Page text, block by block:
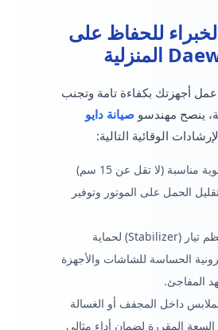
للحفاظ على
أجهزتك بكفاءة تامة وتجنب
ينصح مهندسو صيانة دايو
الوقائية التالية:
ترك مسافة تهوية مناسبة (لا تقل عن 15 سم)
الحمل على الموتور وتوفير
الاستعانة بـ منظم تيار (Stabilizer) لحماية
الحساسة للشاشات والأجهزة
المفاجئ.
داخل المجفف أو الغسالة
المقررة لضمان أداء مثالي